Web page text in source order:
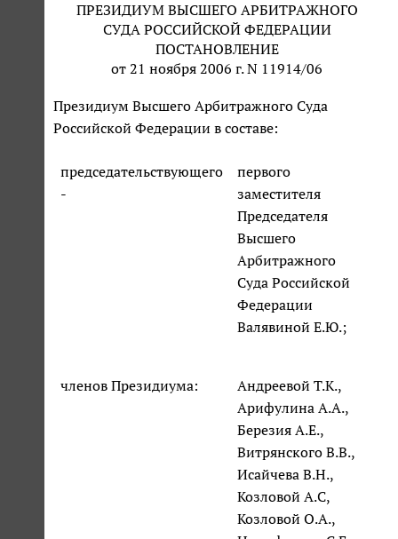
ПРЕЗИДИУМ ВЫСШЕГО АРБИТРАЖНОГО
СУДА РОССИЙСКОЙ ФЕДЕРАЦИИ
ПОСТАНОВЛЕНИЕ
от 21 ноября 2006 г. N 11914/06
Президиум Высшего Арбитражного Суда
Российской Федерации в составе:
председательствующего
-
первого
заместителя
Председателя
Высшего
Арбитражного
Суда Российской
Федерации
Валявиной Е.Ю.;
членов Президиума:
Андреевой Т.К.,
Арифулина А.А.,
Березия А.Е.,
Витрянского В.В.,
Исайчева В.Н.,
Козловой А.С,
Козловой О.А.,